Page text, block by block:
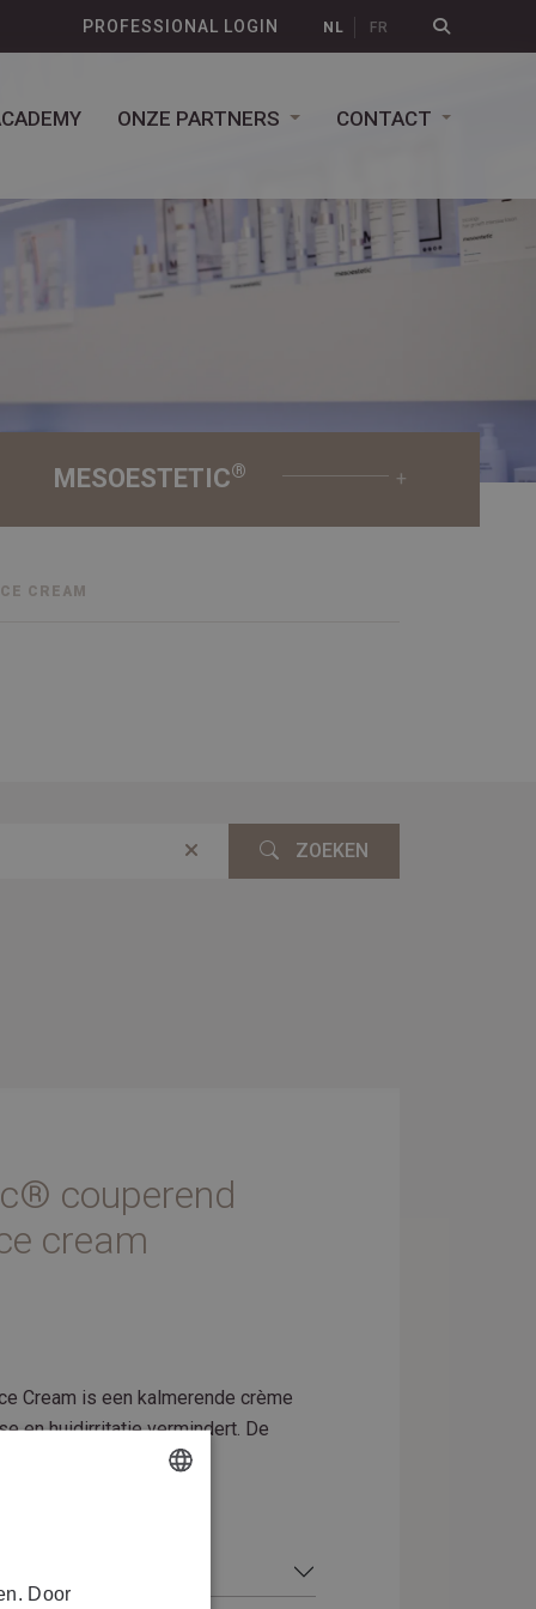
PROFESSIONAL LOGIN NL FR
ONZE PARTNERS CONTACT
MESOESTETIC® +
CREAM
ZOEKEN
couperend
cream
Cream is een kalmerende crème
en huidirritatie vermindert. De
herstel van huid.
Door